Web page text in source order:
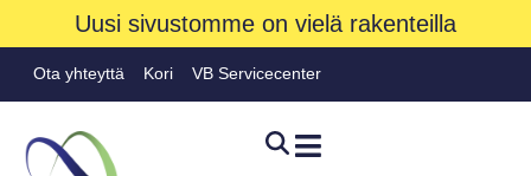
Uusi sivustomme on vielä rakenteilla
Ota yhteyttä Kori VB Servicecenter